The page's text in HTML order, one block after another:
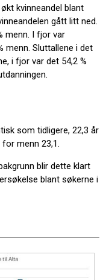
kvinneandel blant
gått litt ned.
menn. I fjor var
menn. Sluttallene i det
i fjor var det 54,2 %
som tidligere, 22,3 år
menn 23,1.
blir dette klart
blant søkerne i